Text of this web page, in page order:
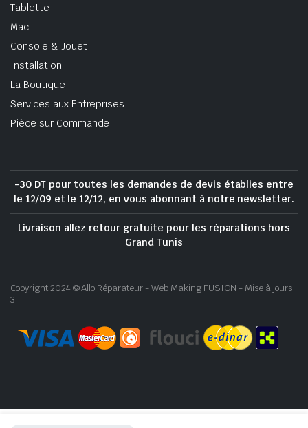
Tablette
Mac
Console & Jouet
Installation
La Boutique
Services aux Entreprises
Pièce sur Commande
-30 DT pour toutes les demandes de devis établies entre
le 12/09 et le 12/12, en vous abonnant à notre newsletter.
Livraison allez retour gratuite pour les réparations hors
Grand Tunis
Copyright 2024 © Allo Réparateur - Web Making FUSION - Mise à jours
3